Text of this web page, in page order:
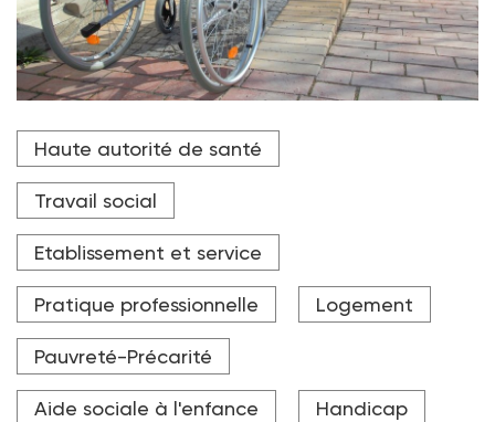
Avec la publication de recommandations, la HAS
entend permettre aux personnes accompagnées de
connaissance des enjeux posés (droits, ressources,
etc.), de réfléchir à leurs besoins et capacités, et
d’impliquer leurs proches lorsque cela est pertinent.
Haute autorité de santé
Travail social
Etablissement et service
Pratique professionnelle Logement
Pauvreté-Précarité
Aide sociale à l'enfance Handicap